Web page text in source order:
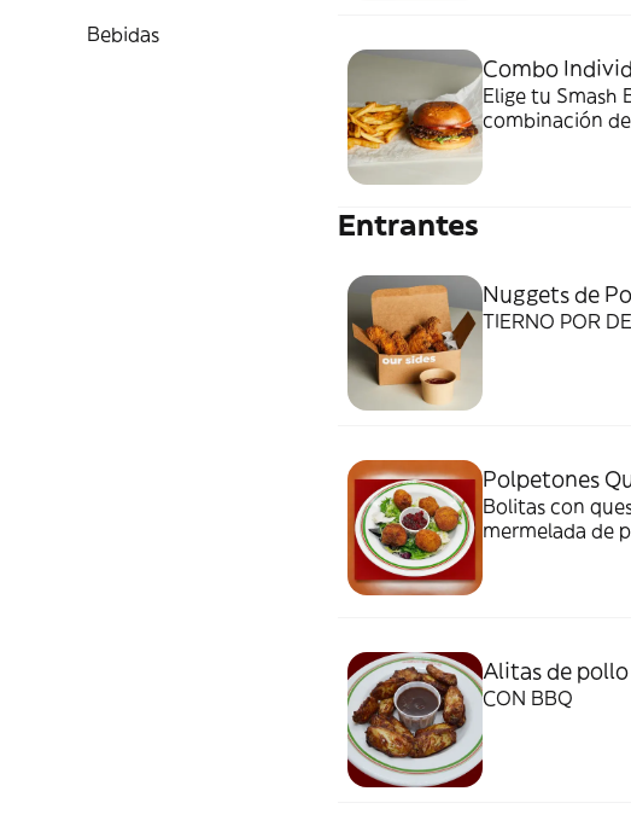
Bebidas
Combo
Elige tu Smash
combinación
Entrantes
Nuggets de
TIERNO POR
Polpetones
Bolitas con
mermelada de
Alitas de pollo
CON BBQ